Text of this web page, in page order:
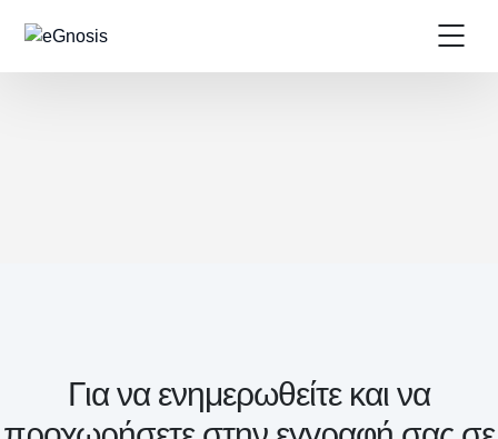
Για να ενημερωθείτε και να